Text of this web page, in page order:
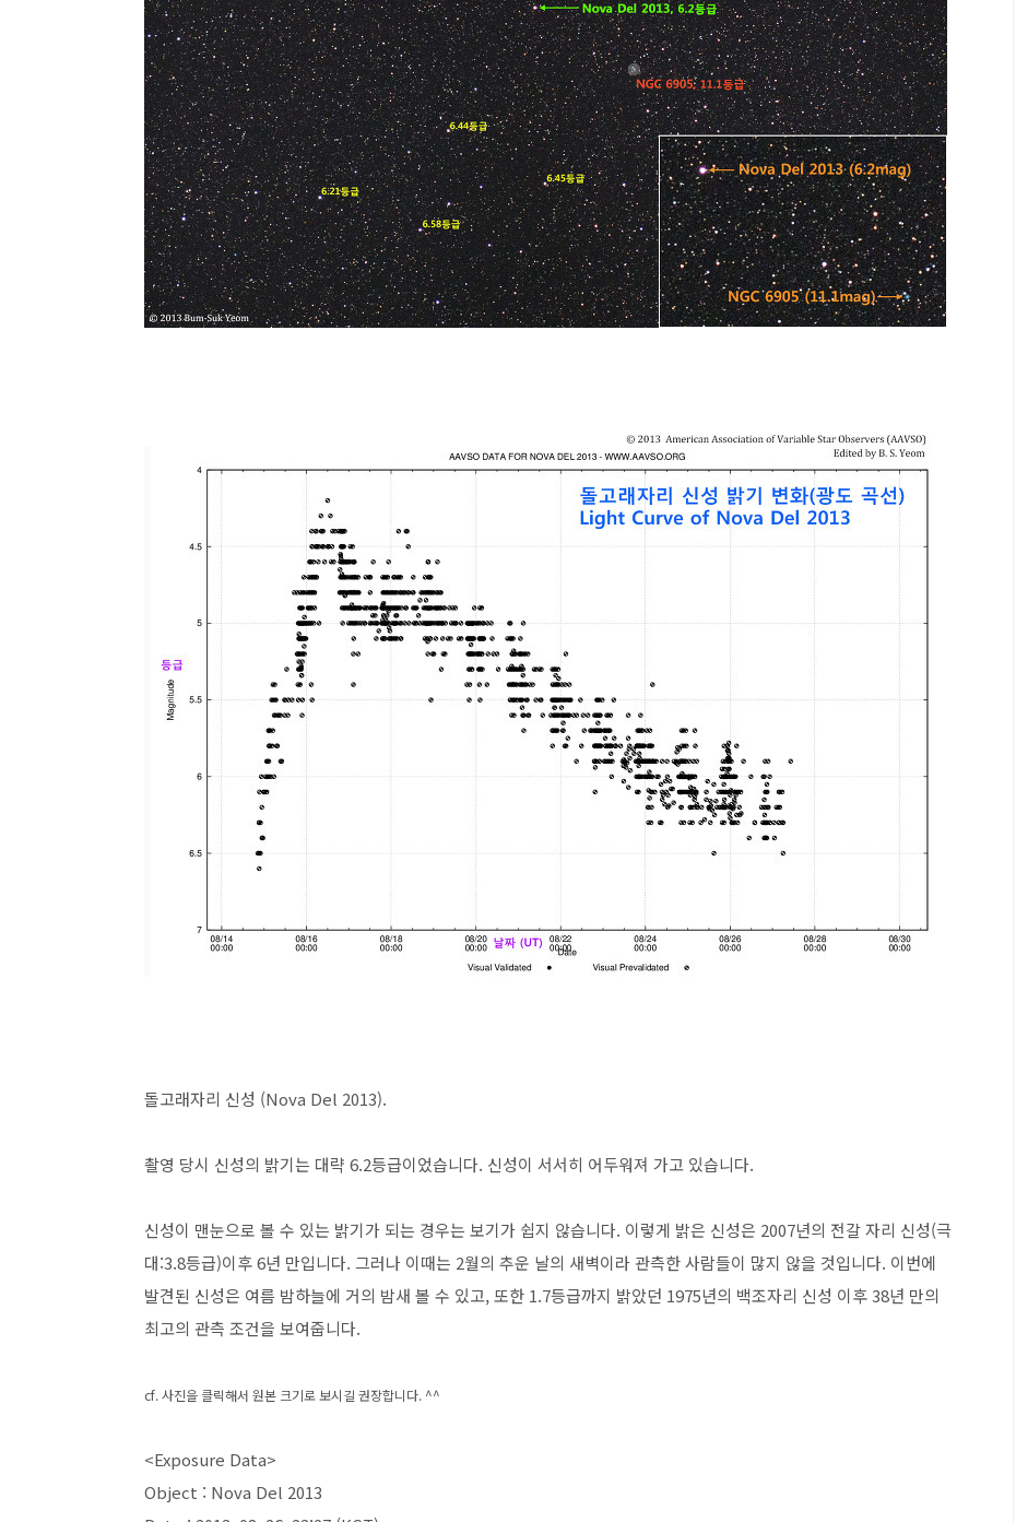
돌고래자리 신성 (Nova Del 2013).
촬영 당시 신성의 밝기는 대략 6.2등급이었습니다. 신성이 서서히 어두워져 가고 있습니다.
신성이 맨눈으로 볼 수 있는 밝기가 되는 경우는 보기가 쉽지 않습니다. 이렇게 밝은 신성은 2007년의 전갈 자리 신성(극
대:3.8등급)이후 6년 만입니다. 그러나 이때는 2월의 추운 날의 새벽이라 관측한 사람들이 많지 않을 것입니다. 이번에
발견된 신성은 여름 밤하늘에 거의 밤새 볼 수 있고, 또한 1.7등급까지 밝았던 1975년의 백조자리 신성 이후 38년 만의
최고의 관측 조건을 보여줍니다.
cf. 사진을 클릭해서 원본 크기로 보시길 권장합니다. ^^
<Exposure Data>
Object : Nova Del 2013